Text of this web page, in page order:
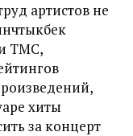
артистов не
ТМС,
хиты
за концерт